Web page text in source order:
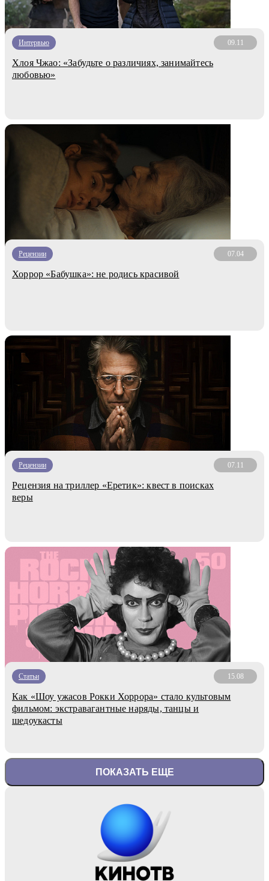
Интервью 09.11
Хлоя Чжао: «Забудьте о различиях, занимайтесь
любовью»
Рецензии 07.04
Хоррор «Бабушка»: не родись красивой
Рецензии 07.11
Рецензия на триллер «Еретик»: квест в поисках
веры
Статьи 15.08
Как «Шоу ужасов Рокки Хоррора» стало культовым
фильмом: экстравагантные наряды, танцы и
шедоукасты
ПОКАЗАТЬ ЕЩЕ